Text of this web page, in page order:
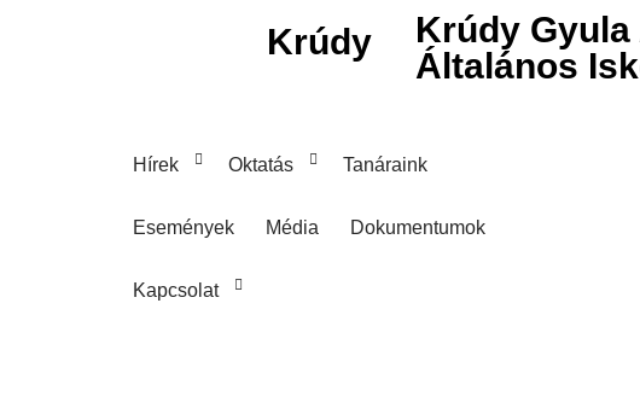
Krúdy
Krúdy
Általános
Hírek Oktatás Tanáraink
Események Média Dokumentumok
Kapcsolat